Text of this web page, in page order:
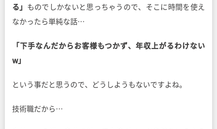
る」 ものでしかないと思っちゃうので、そこに時間を使え
なかったら単純な話…
「下手なんだからお客様もつかず、年収上がるわけない
w」
という事だと思うので、どうしようもないですよね。
技術職だから…